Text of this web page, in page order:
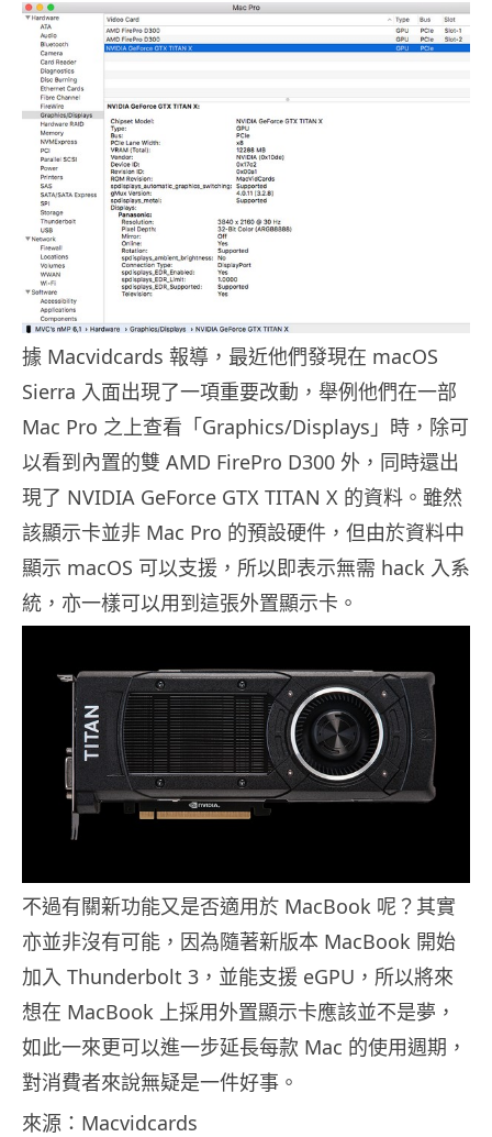
據 Macvidcards 報導，最近他們發現在 macOS
Sierra 入面出現了一項重要改動，舉例他們在一部
Mac Pro 之上查看「Graphics/Displays」時，除可
以看到內置的雙 AMD FirePro D300 外，同時還出
現了 NVIDIA GeForce GTX TITAN X 的資料。雖然
該顯示卡並非 Mac Pro 的預設硬件，但由於資料中
顯示 macOS 可以支援，所以即表示無需 hack 入系
統，亦一樣可以用到這張外置顯示卡。
不過有關新功能又是否適用於 MacBook 呢？其實
亦並非沒有可能，因為隨著新版本 MacBook 開始
加入 Thunderbolt 3，並能支援 eGPU，所以將來
想在 MacBook 上採用外置顯示卡應該並不是夢，
如此一來更可以進一步延長每款 Mac 的使用週期，
對消費者來說無疑是一件好事。
來源：Macvidcards